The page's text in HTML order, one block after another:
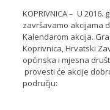
KOPRIVNICA – U
završavamo akcijama
Kalendarom akcija.
Koprivnica, Hrvatski
općinska i mjesna
provesti će akcije
području: